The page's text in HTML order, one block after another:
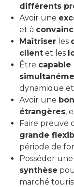
différents
Avoir une
et à
Maîtriser les
client et les
Être
dynamique
Avoir une
étrangères,
Faire preuve
grande
période de
Posséder une
synthèse
marché